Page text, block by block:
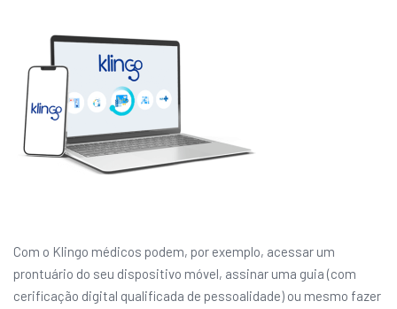
Com o Klingo médicos podem, por exemplo, acessar um
prontuário do seu dispositivo móvel, assinar uma guia (com
cerificação digital qualificada de pessoalidade) ou mesmo fazer